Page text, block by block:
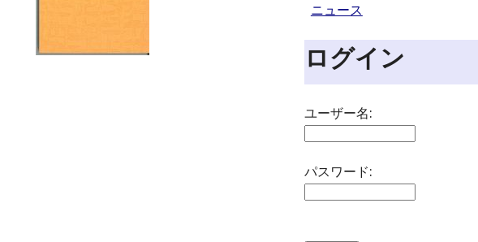
ニュース
ログイン
ユーザー名:
パスワード: